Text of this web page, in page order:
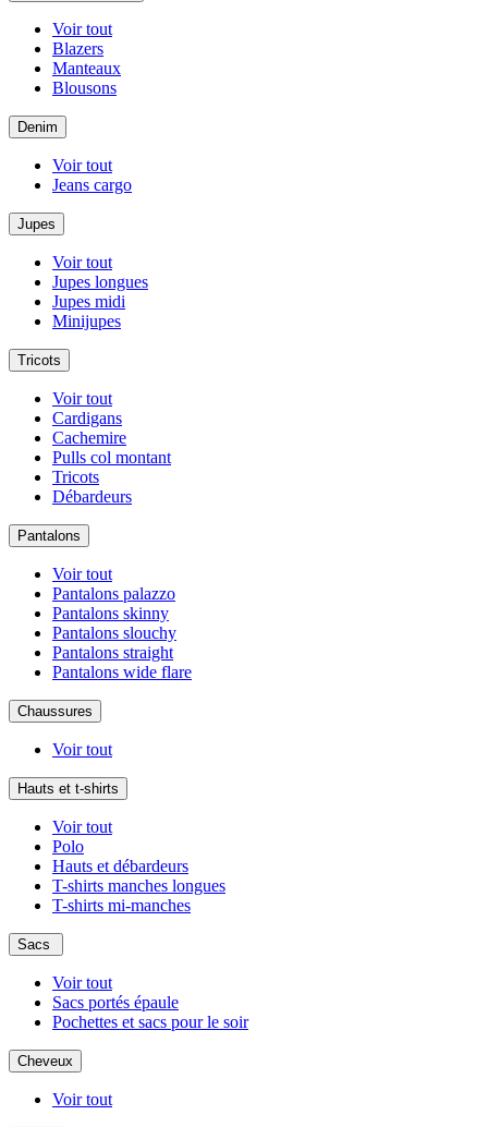
Voir tout
Blazers
Manteaux
Blousons
Denim
Voir tout
Jeans cargo
Jupes
Voir tout
Jupes longues
Jupes midi
Minijupes
Tricots
Voir tout
Cardigans
Cachemire
Pulls col montant
Tricots
Débardeurs
Pantalons
Voir tout
Pantalons palazzo
Pantalons skinny
Pantalons slouchy
Pantalons straight
Pantalons wide flare
Chaussures
Voir tout
Hauts et t-shirts
Voir tout
Polo
Hauts et débardeurs
T-shirts manches longues
T-shirts mi-manches
Sacs
Voir tout
Sacs portés épaule
Pochettes et sacs pour le soir
Cheveux
Voir tout